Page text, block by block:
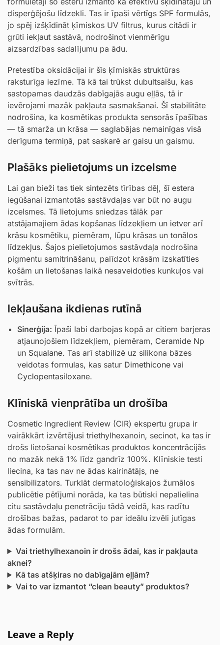
disperģējošu līdzekli. Tas ir īpaši vērtīgs SPF formulās,
jo spēj izšķīdināt ķīmiskos UV filtrus, kurus citādi ir
grūti iekļaut sastāvā, nodrošinot vienmērīgu
aizsardzības sadalījumu pa ādu.
Pretestība oksidācijai ir šīs ķīmiskās struktūras
raksturīga iezīme. Tā kā tai trūkst dubultsaišu, kas
sastopamas daudzās dabīgajās augu eļļās, tā ir
ievērojami mazāk pakļauta sasmakšanai. Šī stabilitāte
nodrošina, ka kosmētikas produkta sensorās īpašības
— tā smarža un krāsa — saglabājas nemainīgas visā
derīguma termiņā, pat saskarē ar gaisu un gaismu.
Plašāks pielietojums un izcelsme
Lai gan bieži tas tiek sintezēts tīrības dēļ, šī estera
iegūšanai izmantotās sastāvdaļas var būt no augu
izcelsmes. Tā lietojums sniedzas tālāk par
atstājamajiem ādas kopšanas līdzekļiem un ietver arī
krāsu kosmētiku, piemēram, lūpu krāsas un tonālos
līdzekļus. Šajos pielietojumos sastāvdaļa nodrošina
pigmentu samitrināšanu, palīdzot krāsām izskatīties
košām un lietošanas laikā nesaveidoties kunkuļos vai
svītrās.
Iekļaušana ikdienas rutīnā
Sinerģija: Īpaši labi darbojas kopā ar citiem barjeras
atjaunojošiem līdzekļiem, piemēram, Ceramide Np
un Squalane. Tas arī stabilizē uz silikona bāzes
veidotas formulas, kas satur Dimethicone vai
Cyclopentasiloxane.
Klīniskā vienprātība un drošība
Cosmetic Ingredient Review (CIR) ekspertu grupa ir
vairākkārt izvērtējusi triethylhexanoin, secinot, ka tas ir
drošs lietošanai kosmētikas produktos koncentrācijās
no mazāk nekā 1% līdz gandrīz 100%. Klīniskie testi
liecina, ka tas nav ne ādas kairinātājs, ne
sensibilizators. Turklāt dermatoloģiskajos žurnālos
publicētie pētījumi norāda, ka tas būtiski nepalielina
citu sastāvdaļu penetrāciju tādā veidā, kas radītu
drošības bažas, padarot to par ideālu izvēli jutīgas
ādas formulām.
Vai triethylhexanoin ir drošs ādai, kas ir pakļauta
aknei?
Kā tas atšķiras no dabīgajām eļļām?
Vai to var izmantot “clean beauty” produktos?
Leave a Reply